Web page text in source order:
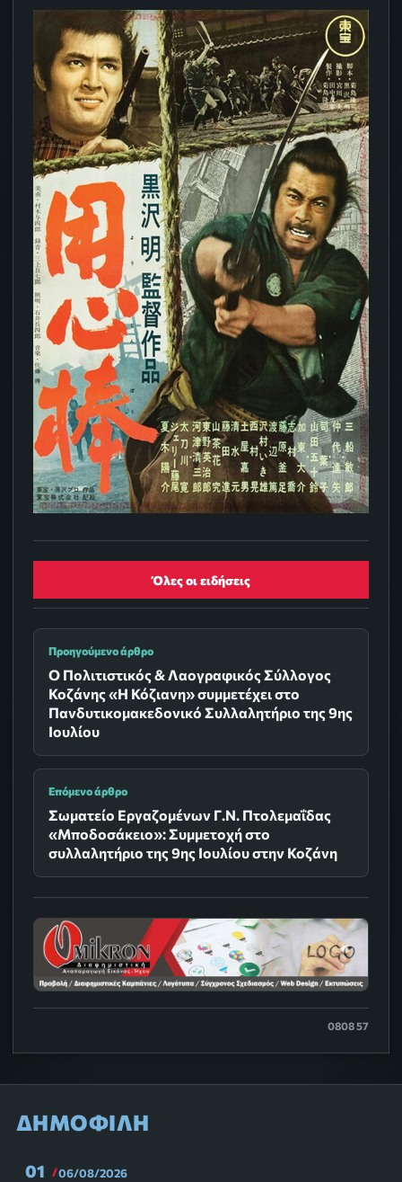
Όλες οι ειδήσεις
Προηγούμενο άρθρο
Ο Πολιτιστικός & Λαογραφικός Σύλλογος
Κοζάνης «Η Κόζιανη» συμμετέχει στο
Πανδυτικομακεδονικό Συλλαλητήριο της 9ης
Ιουλίου
Επόμενο άρθρο
Σωματείο Εργαζομένων Γ.Ν. Πτολεμαΐδας
«Μποδοσάκειο»: Συμμετοχή στο
συλλαλητήριο της 9ης Ιουλίου στην Κοζάνη
0808 57
ΔΗΜΟΦΙΛΗ
01 06/08/2026